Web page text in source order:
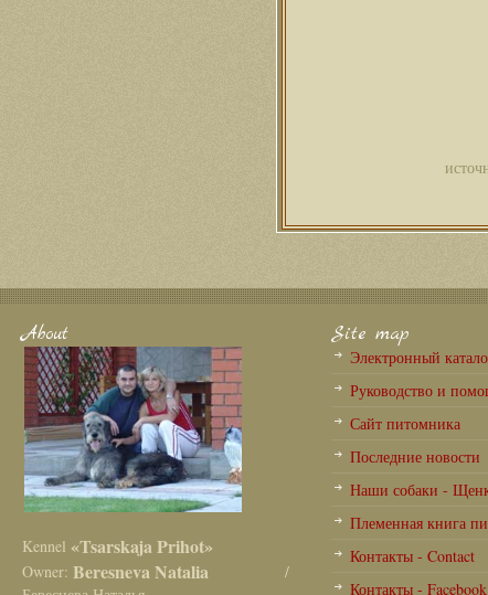
About
Kennel «Tsarskaja Prihot»
Owner: Beresneva Natalia /
Site map
Электронный
Руководство и
Сайт питомника
Последние новости
Наши собаки -
Племенная книга
Контакты - Contact
Контакты - Facebook